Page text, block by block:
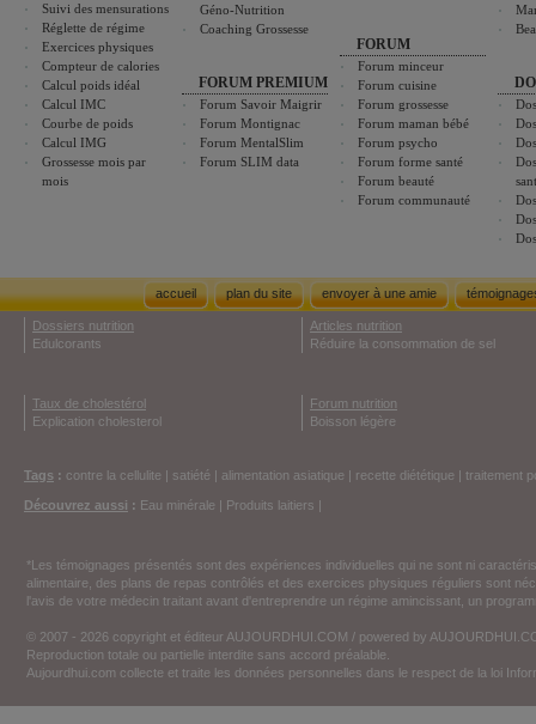
Suivi des mensurations
Réglette de régime
Exercices physiques
Compteur de calories
Calcul poids idéal
Calcul IMC
Courbe de poids
Calcul IMG
Grossesse mois par
mois
Géno-Nutrition
Coaching Grossesse
FORUM PREMIUM
Forum Savoir Maigrir
Forum Montignac
Forum MentalSlim
Forum SLIM data
FORUM
Forum minceur
Forum cuisine
Forum grossesse
Forum maman bébé
Forum psycho
Forum forme santé
Forum beauté
Forum communauté
accueil plan du site envoyer à une amie
Dossiers nutrition
Edulcorants
Articles nutrition
Réduire la consommation de sel
Taux de cholestérol
Explication cholesterol
Forum nutrition
Boisson légère
Tags : contre la cellulite satiété alimentation asiatique recette diététique traitement
Découvrez aussi : Eau minérale Produits laitiers
*Les témoignages présentés sont des expériences individuelles qui ne sont ni
alimentaire, des plans de repas contrôlés et des exercices physiques réguliers sont
l'avis de votre médecin traitant avant d'entreprendre un régime amincissant, un
© 2007 - 2026 copyright et éditeur AUJOURDHUI.COM / powered by
Reproduction totale ou partielle interdite sans accord préalable.
Aujourdhui.com collecte et traite les données personnelles dans le respect de la loi